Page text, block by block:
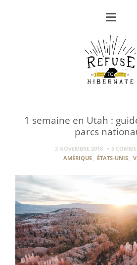
1 semaine en Utah :
parcs
3 NOVEMBRE 2018
5
AMÉRIQUE
ÉTATS-UNIS